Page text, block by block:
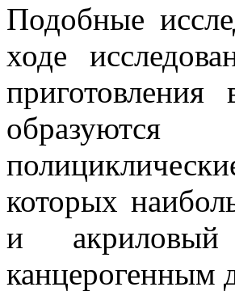
Подобные
ходе
которых
и
канцерогенным